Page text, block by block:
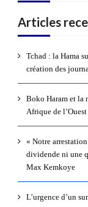
Articles
Tchad : la Hama
création des
Boko Haram et la
Afrique de
« Notre
dividende ni une
Max Kemkoye
L’urgence d’un